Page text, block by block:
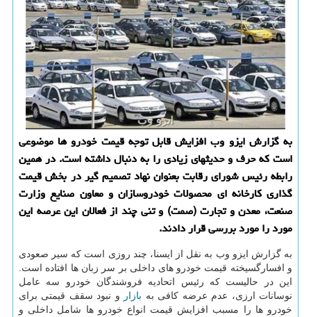
به گزارش ایزو وب افزایش قابل توجه قیمت خودرو ها موضوعی
است كه حرف و حدیثهای زیادی را به دنبال داشته است. در همین
رابطه رئیس شورای رقابت بعنوان نهاد تصمیم گیر در بخش قیمت
گذاری كارخانه ای محصولات خودروسازان و معاون صنایع وزارت
صنعت، معدن و تجارت (صمت) و تنی چند از فعالان این عرصه این
مورد را مورد بررسی قرار دادند.
به گزارش ایزو وب به نقل از ایسنا، چند روزی است که سیر صعودی
و افسارگسیخته قیمت خودرو های داخلی بر سر زبان ها افتاده است.
این در حالیست که رئیس اتحادیه فروشندگان خودرو سه عامل
نوسانات ارزی، عدم عرضه کافی به بازار
و نبود سقف قیمتی برای
خودرو ها را مسبب افزایش قیمت انواع خودرو ها شامل داخلی و